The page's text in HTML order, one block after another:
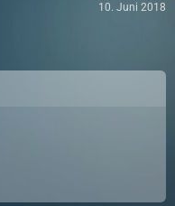
10. Juni 2018